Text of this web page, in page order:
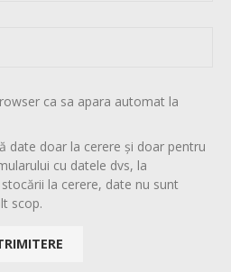
ca sa apara automat la
date doar la cerere și doar pentru
cu datele dvs, la
la cerere, date nu sunt
scop.